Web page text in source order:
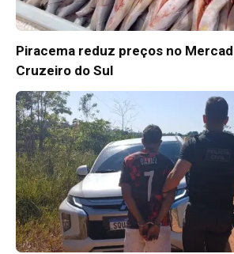
Piracema reduz preços no
Cruzeiro do Sul